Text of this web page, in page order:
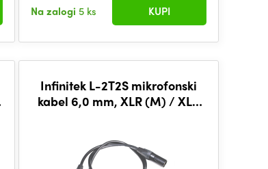
Na zalogi 5 ks KUPI
Infinitek L-2T2S mikrofonski
kabel 6,0 mm, XLR (M) / XLR